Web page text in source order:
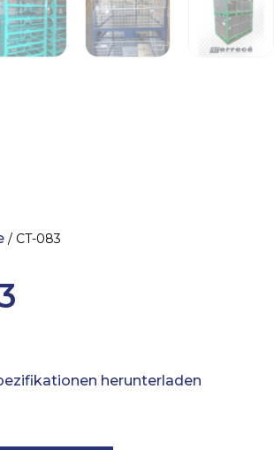
/ CT-083
herunterladen